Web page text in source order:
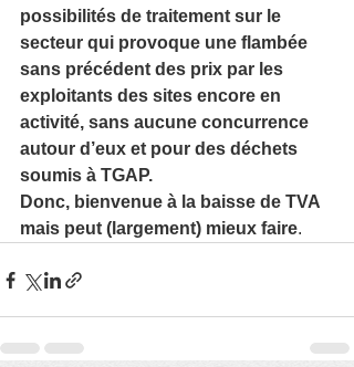
possibilités de traitement sur le
secteur qui provoque une flambée
sans précédent des prix par les
exploitants des sites encore en
activité, sans aucune concurrence
autour d’eux et pour des déchets
soumis à TGAP.
Donc, bienvenue à la baisse de TVA
mais peut (largement) mieux faire.